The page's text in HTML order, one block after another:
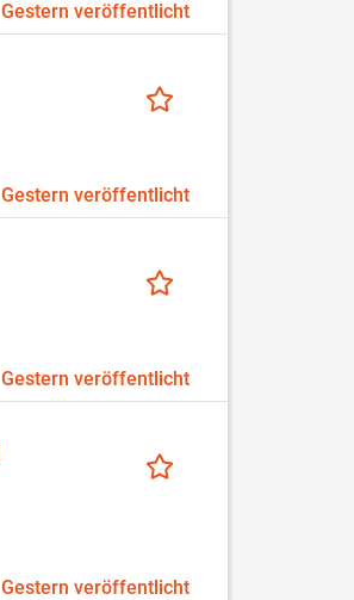
Gestern veröffentlicht
Gestern veröffentlicht
Gestern veröffentlicht
Gestern veröffentlicht